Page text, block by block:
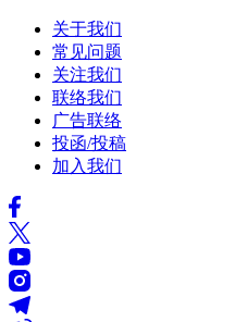
关于我们
常见问题
关注我们
联络我们
广告联络
投函/投稿
加入我们